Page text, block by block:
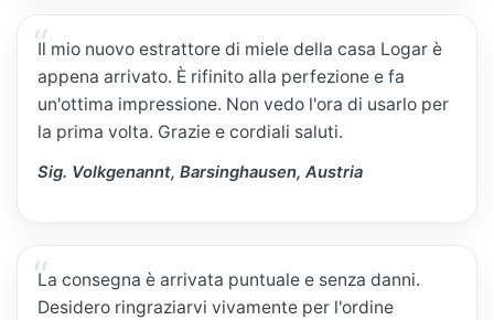
Il mio nuovo estrattore di miele della casa Logar è
appena arrivato. È rifinito alla perfezione e fa
un'ottima impressione. Non vedo l'ora di usarlo per
la prima volta. Grazie e cordiali saluti.
Sig. Volkgenannt, Barsinghausen, Austria
La consegna è arrivata puntuale e senza danni.
Desidero ringraziarvi vivamente per l'ordine